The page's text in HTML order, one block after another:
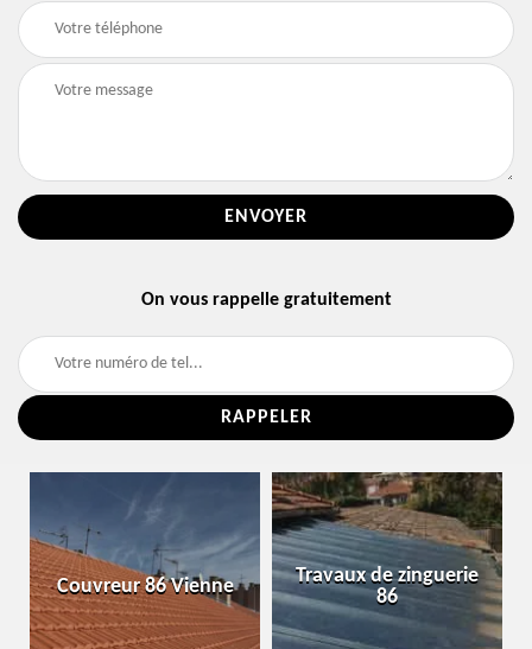
On vous rappelle gratuitement
Couvreur 86 Vienne
Travaux de zinguerie
86